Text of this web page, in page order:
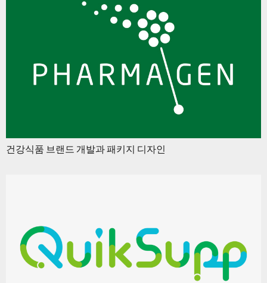
건강식품 브랜드 개발과 패키지 디자인